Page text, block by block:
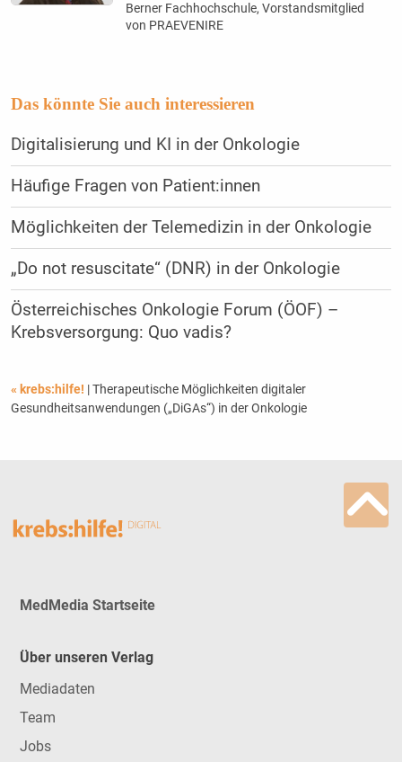
Berner Fachhochschule, Vorstandsmitglied
von PRAEVENIRE
Das könnte Sie auch interessieren
Digitalisierung und KI in der Onkologie
Häufige Fragen von Patient:innen
Möglichkeiten der Telemedizin in der Onkologie
„Do not resuscitate“ (DNR) in der Onkologie
Österreichisches Onkologie Forum (ÖOF) –
Krebsversorgung: Quo vadis?
« krebs:hilfe! | Therapeutische Möglichkeiten digitaler
Gesundheitsanwendungen („DiGAs“) in der Onkologie
MedMedia Startseite
Über unseren Verlag
Mediadaten
Team
Jobs